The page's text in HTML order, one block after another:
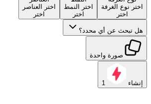
اختر نوع الغرفة
اختر
اختر النمط
اختر
اختر العناصر
اختر
هل تبحث عن أي محدد؟
صورة واحدة
إنشاء 1